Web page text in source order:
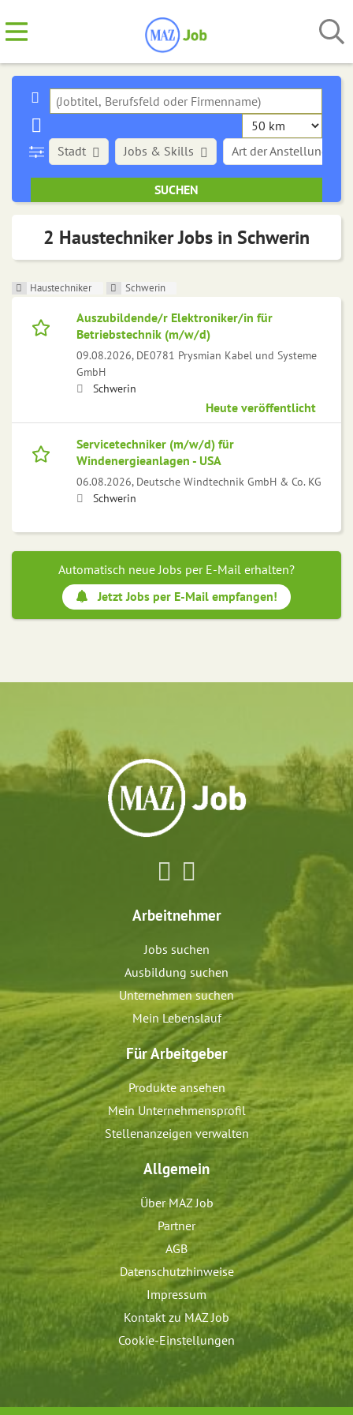
Stadt Art der Anstellung
Jobs & Skills
2 Haustechniker Jobs in Schwerin
Haustechniker Schwerin
Auszubildende/r Elektroniker/in für
Betriebstechnik (m/w/d)
09.08.2026, DE0781 Prysmian Kabel und Systeme
GmbH
Schwerin
Heute veröffentlicht
Servicetechniker (m/w/d) für
Windenergieanlagen - USA
06.08.2026, Deutsche Windtechnik GmbH & Co. KG
Schwerin
Automatisch neue Jobs per E-Mail erhalten?
Jetzt Jobs per E-Mail empfangen!
Arbeitnehmer
Jobs suchen
Ausbildung suchen
Unternehmen suchen
Mein Lebenslauf
Für Arbeitgeber
Produkte ansehen
Mein Unternehmensprofil
Stellenanzeigen verwalten
Allgemein
Über MAZ Job
Partner
AGB
Datenschutzhinweise
Impressum
Kontakt zu MAZ Job
Cookie-Einstellungen